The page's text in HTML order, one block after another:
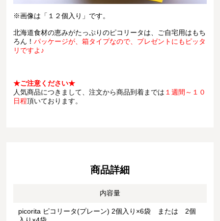
※画像は「１２個入り」です。
北海道食材の恵みがたっぷりのピコリータは、ご自宅用はもち
ろん！パッケージが、箱タイプなので、プレゼントにもピッタ
リですよ♪
★ご注意ください★
人気商品につきまして、注文から商品到着までは １週間～１０
日程頂いております。
商品詳細
内容量
picorita ピコリータ(プレーン) 2個入り×6袋 または 2個